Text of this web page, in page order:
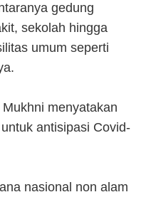
gedung
sekolah hingga
umum seperti
menyatakan
antisipasi Covid-
nasional non alam